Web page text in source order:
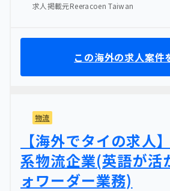
求人掲載元Reeracoen Taiwan
この海外の求人案件
物流
【海外でタイの求人
系物流企業(英語が活
ォワーダー業務)